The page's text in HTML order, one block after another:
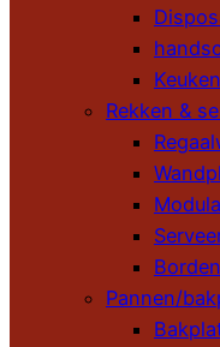
Rekken &
Pannen/